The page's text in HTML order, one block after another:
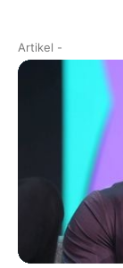
Artikel -